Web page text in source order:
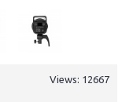
Views: 12667